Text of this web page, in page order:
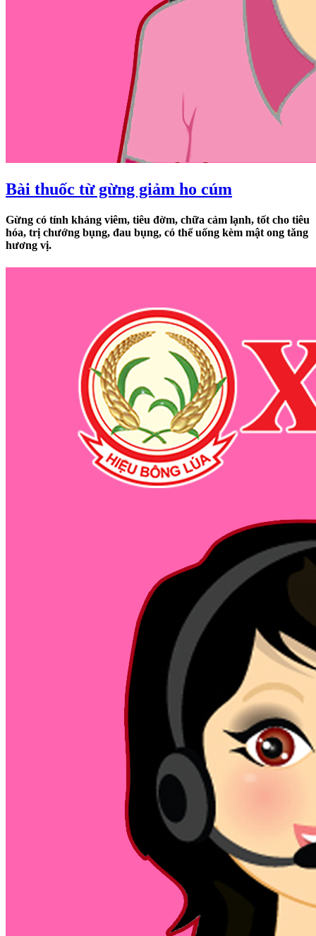
Bài thuốc từ gừng giảm ho cúm
Gừng có tính kháng viêm, tiêu đờm, chữa cảm lạnh, tốt cho tiêu
hóa, trị chướng bụng, đau bụng, có thể uống kèm mật ong tăng
hương vị.